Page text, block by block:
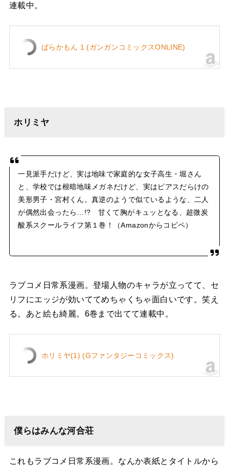
連載中。
ばらかもん 1 (ガンガンコミックスONLINE)
ホリミヤ
一見派手だけど、実は地味で家庭的な女子高生・堀さん
と、学校では根暗地味メガネだけど、実はピアスだらけの
美形男子・宮村くん。真逆のようで似ているような、二人
が偶然出会ったら…!? 甘くて胸がキュッとなる、超微炭
酸系スクールライフ第１巻！（Amazonからコピペ）
ラブコメ日常系漫画。登場人物のキャラが立ってて、セ
リフにエッジが効いててめちゃくちゃ面白いです。笑え
る。あと絵も綺麗。6巻まで出てて連載中。
ホリミヤ(1) (Gファンタジーコミックス)
僕らはみんな河合荘
これもラブコメ日常系漫画。なんか表紙とタイトルから